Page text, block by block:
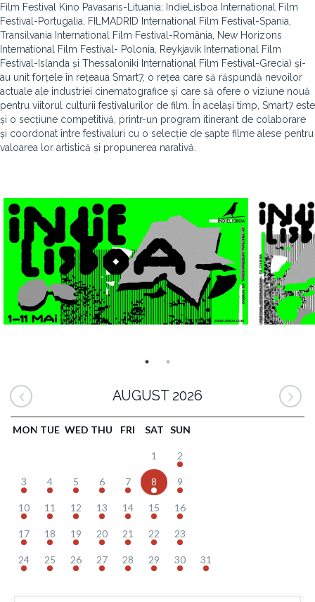
Film Festival Kino Pavasaris-Lituania; IndieLisboa International Film
Festival-Portugalia, FILMADRID International Film Festival-Spania,
Transilvania International Film Festival-România, New Horizons
International Film Festival- Polonia, Reykjavik International Film
Festival-Islanda și Thessaloniki International Film Festival-Grecia) și-
au unit forțele în rețeaua Smart7, o rețea care să răspundă nevoilor
actuale ale industriei cinematografice și care să ofere o viziune nouă
pentru viitorul culturii festivalurilor de film. În același timp, Smart7 este
și o secțiune competitivă, printr-un program itinerant de colaborare
și coordonat între festivaluri cu o selecție de șapte filme alese pentru
valoarea lor artistică și propunerea narativă.
AUGUST 2026
MON TUE WED THU FRI SAT SUN
1 2
3 4 5 6 7 8 9
10 11 12 13 14 15 16
17 18 19 20 21 22 23
24 25 26 27 28 29 30 31